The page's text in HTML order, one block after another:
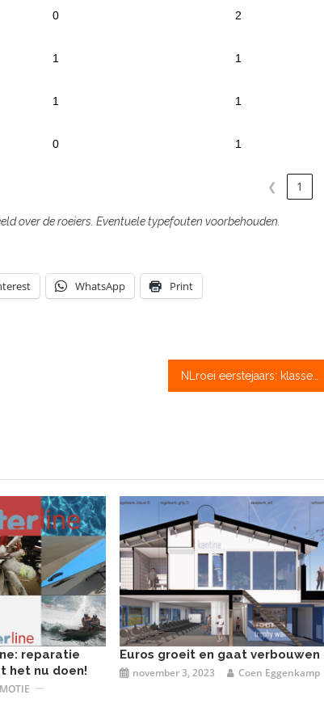
0 2
1 1
1 1
0 1
❮ 1
over de roeiers. Eventuele typefouten voorbehouden.
WhatsApp Print
NLroei eerstejaars: klassementen naar Nereus, Skadi, Euros, Argo en Okeanos
reparatie
het nu doen!
Euros groeit en gaat verbouwen
november 3, 2023 Coen Eggenkamp